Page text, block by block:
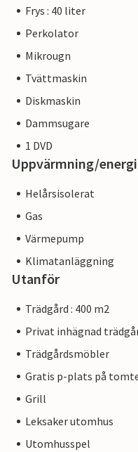
Frys : 40 liter
Perkolator
Mikrougn
Tvättmaskin
Diskmaskin
Dammsugare
1 DVD
Uppvärmning/energi
Helårsisolerat
Gas
Värmepump
Klimatanläggning
Utanför
Trädgård : 400 m2
Privat inhägnad
Trädgårdsmöbler
Gratis p-plats på
Grill
Leksaker utomhus
Utomhusspel